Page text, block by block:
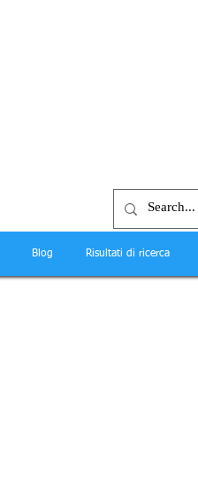
Blog Risultati di ricerca